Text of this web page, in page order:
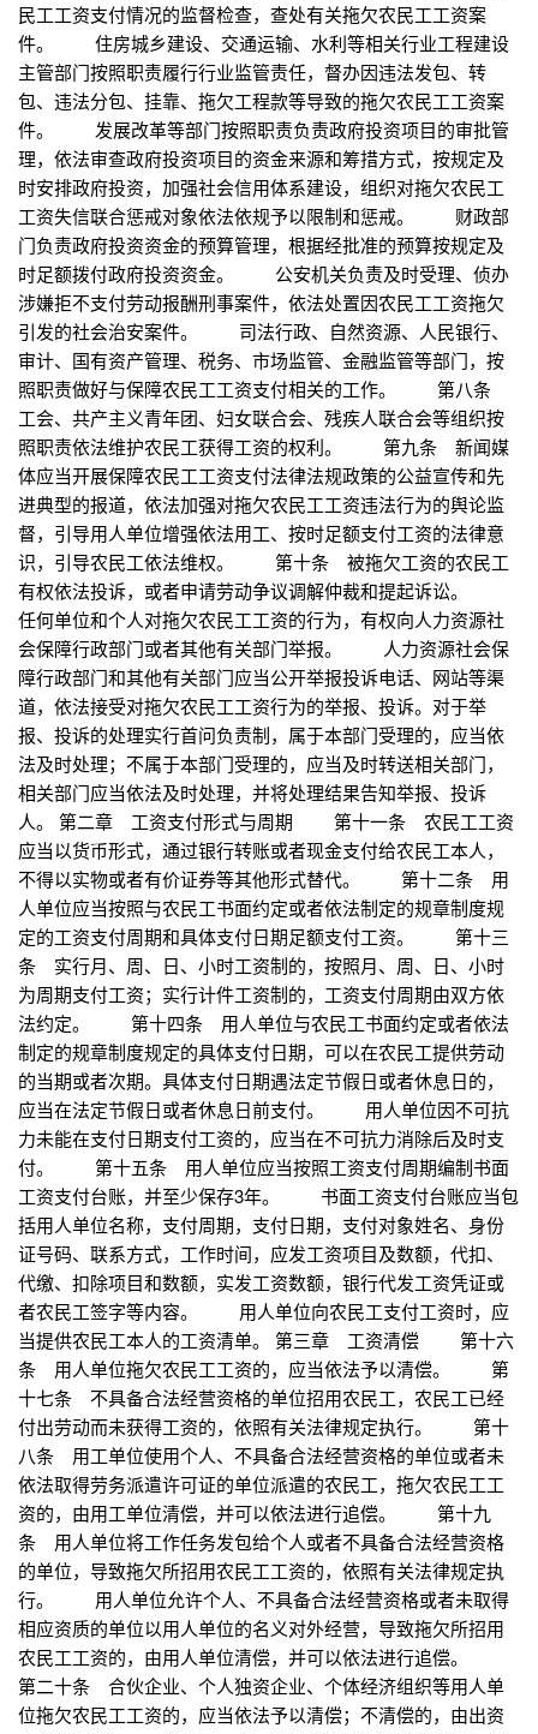
民工工资支付情况的监督检查，查处有关拖欠农民工工资案
件。 住房城乡建设、交通运输、水利等相关行业工程建设
主管部门按照职责履行行业监管责任，督办因违法发包、转
包、违法分包、挂靠、拖欠工程款等导致的拖欠农民工工资案
件。 发展改革等部门按照职责负责政府投资项目的审批管
理，依法审查政府投资项目的资金来源和筹措方式，按规定及
时安排政府投资，加强社会信用体系建设，组织对拖欠农民工
工资失信联合惩戒对象依法依规予以限制和惩戒。 财政部
门负责政府投资资金的预算管理，根据经批准的预算按规定及
时足额拨付政府投资资金。 公安机关负责及时受理、侦办
涉嫌拒不支付劳动报酬刑事案件，依法处置因农民工工资拖欠
引发的社会治安案件。 司法行政、自然资源、人民银行、
审计、国有资产管理、税务、市场监管、金融监管等部门，按
照职责做好与保障农民工工资支付相关的工作。 第八条
工会、共产主义青年团、妇女联合会、残疾人联合会等组织按
照职责依法维护农民工获得工资的权利。 第九条 新闻媒
体应当开展保障农民工工资支付法律法规政策的公益宣传和先
进典型的报道，依法加强对拖欠农民工工资违法行为的舆论监
督，引导用人单位增强依法用工、按时足额支付工资的法律意
识，引导农民工依法维权。 第十条 被拖欠工资的农民工
有权依法投诉，或者申请劳动争议调解仲裁和提起诉讼。
任何单位和个人对拖欠农民工工资的行为，有权向人力资源社
会保障行政部门或者其他有关部门举报。 人力资源社会保
障行政部门和其他有关部门应当公开举报投诉电话、网站等渠
道，依法接受对拖欠农民工工资行为的举报、投诉。对于举
报、投诉的处理实行首问负责制，属于本部门受理的，应当依
法及时处理；不属于本部门受理的，应当及时转送相关部门，
相关部门应当依法及时处理，并将处理结果告知举报、投诉
人。 第二章 工资支付形式与周期 第十一条 农民工工资
应当以货币形式，通过银行转账或者现金支付给农民工本人，
不得以实物或者有价证券等其他形式替代。 第十二条 用
人单位应当按照与农民工书面约定或者依法制定的规章制度规
定的工资支付周期和具体支付日期足额支付工资。 第十三
条 实行月、周、日、小时工资制的，按照月、周、日、小时
为周期支付工资；实行计件工资制的，工资支付周期由双方依
法约定。 第十四条 用人单位与农民工书面约定或者依法
制定的规章制度规定的具体支付日期，可以在农民工提供劳动
的当期或者次期。具体支付日期遇法定节假日或者休息日的，
应当在法定节假日或者休息日前支付。 用人单位因不可抗
力未能在支付日期支付工资的，应当在不可抗力消除后及时支
付。 第十五条 用人单位应当按照工资支付周期编制书面
工资支付台账，并至少保存3年。 书面工资支付台账应当包
括用人单位名称，支付周期，支付日期，支付对象姓名、身份
证号码、联系方式，工作时间，应发工资项目及数额，代扣、
代缴、扣除项目和数额，实发工资数额，银行代发工资凭证或
者农民工签字等内容。 用人单位向农民工支付工资时，应
当提供农民工本人的工资清单。 第三章 工资清偿 第十六
条 用人单位拖欠农民工工资的，应当依法予以清偿。 第
十七条 不具备合法经营资格的单位招用农民工，农民工已经
付出劳动而未获得工资的，依照有关法律规定执行。 第十
八条 用工单位使用个人、不具备合法经营资格的单位或者未
依法取得劳务派遣许可证的单位派遣的农民工，拖欠农民工工
资的，由用工单位清偿，并可以依法进行追偿。 第十九
条 用人单位将工作任务发包给个人或者不具备合法经营资格
的单位，导致拖欠所招用农民工工资的，依照有关法律规定执
行。 用人单位允许个人、不具备合法经营资格或者未取得
相应资质的单位以用人单位的名义对外经营，导致拖欠所招用
农民工工资的，由用人单位清偿，并可以依法进行追偿。
第二十条 合伙企业、个人独资企业、个体经济组织等用人单
位拖欠农民工工资的，应当依法予以清偿；不清偿的，由出资